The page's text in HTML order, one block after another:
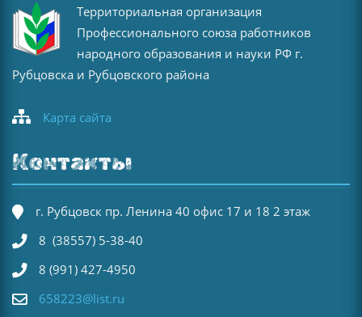
Территориальная организация
Профессионального союза работников
народного образования и науки РФ г.
Рубцовска и Рубцовского района
Карта сайта
Контакты
г. Рубцовск пр. Ленина 40 офис 17 и 18 2 этаж
8 (38557) 5-38-40
8 (991) 427-4950
658223@list.ru